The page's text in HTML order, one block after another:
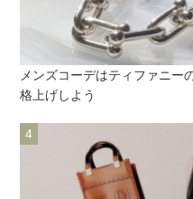
メンズコーデはティファニー
格上げしよう